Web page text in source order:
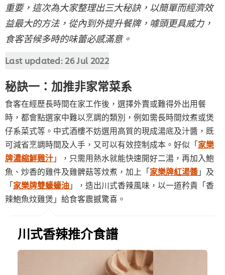
重要，這次為大家整理出三大秘訣，以簡單而經濟效
益最大的方法，從內到外提升餐牌，噱頭更具威力，
食客苦候多時的味蕾必感滿意。
Last updated:26 Jul 2022
秘訣一：加推非家常菜系
食客在經歷長時間在家工作後，選擇外賣或難得外出用餐
時，都會點選家中難以烹調的類別，例如需長時間炆煮或煲
仔系菜式等。中式酒樓不妨選用高質的現成湯底及汁醬，既
可減省烹調時間及人手，又可以有效控制成本。好似「家樂
牌濃縮鮮雞汁」，只需用熱水就能快速開好二湯，再加入鮑
魚、炒香的雞件及雞髀菇等炆煮，加上「家樂牌紅湯醬」及
「家樂牌雙蠔蠔油」，造出川式香辣風味，以一道矜貴「香
辣鮑魚炆雞煲」給食客震撼驚喜。
川式香辣推介食譜